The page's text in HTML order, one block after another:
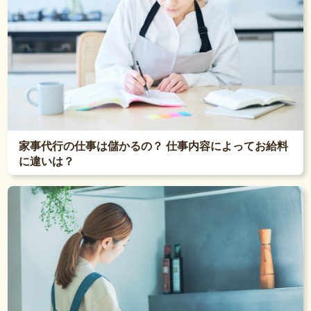
家事代行の仕事は儲かるの？ 仕事内容によってお給料
に違いは？